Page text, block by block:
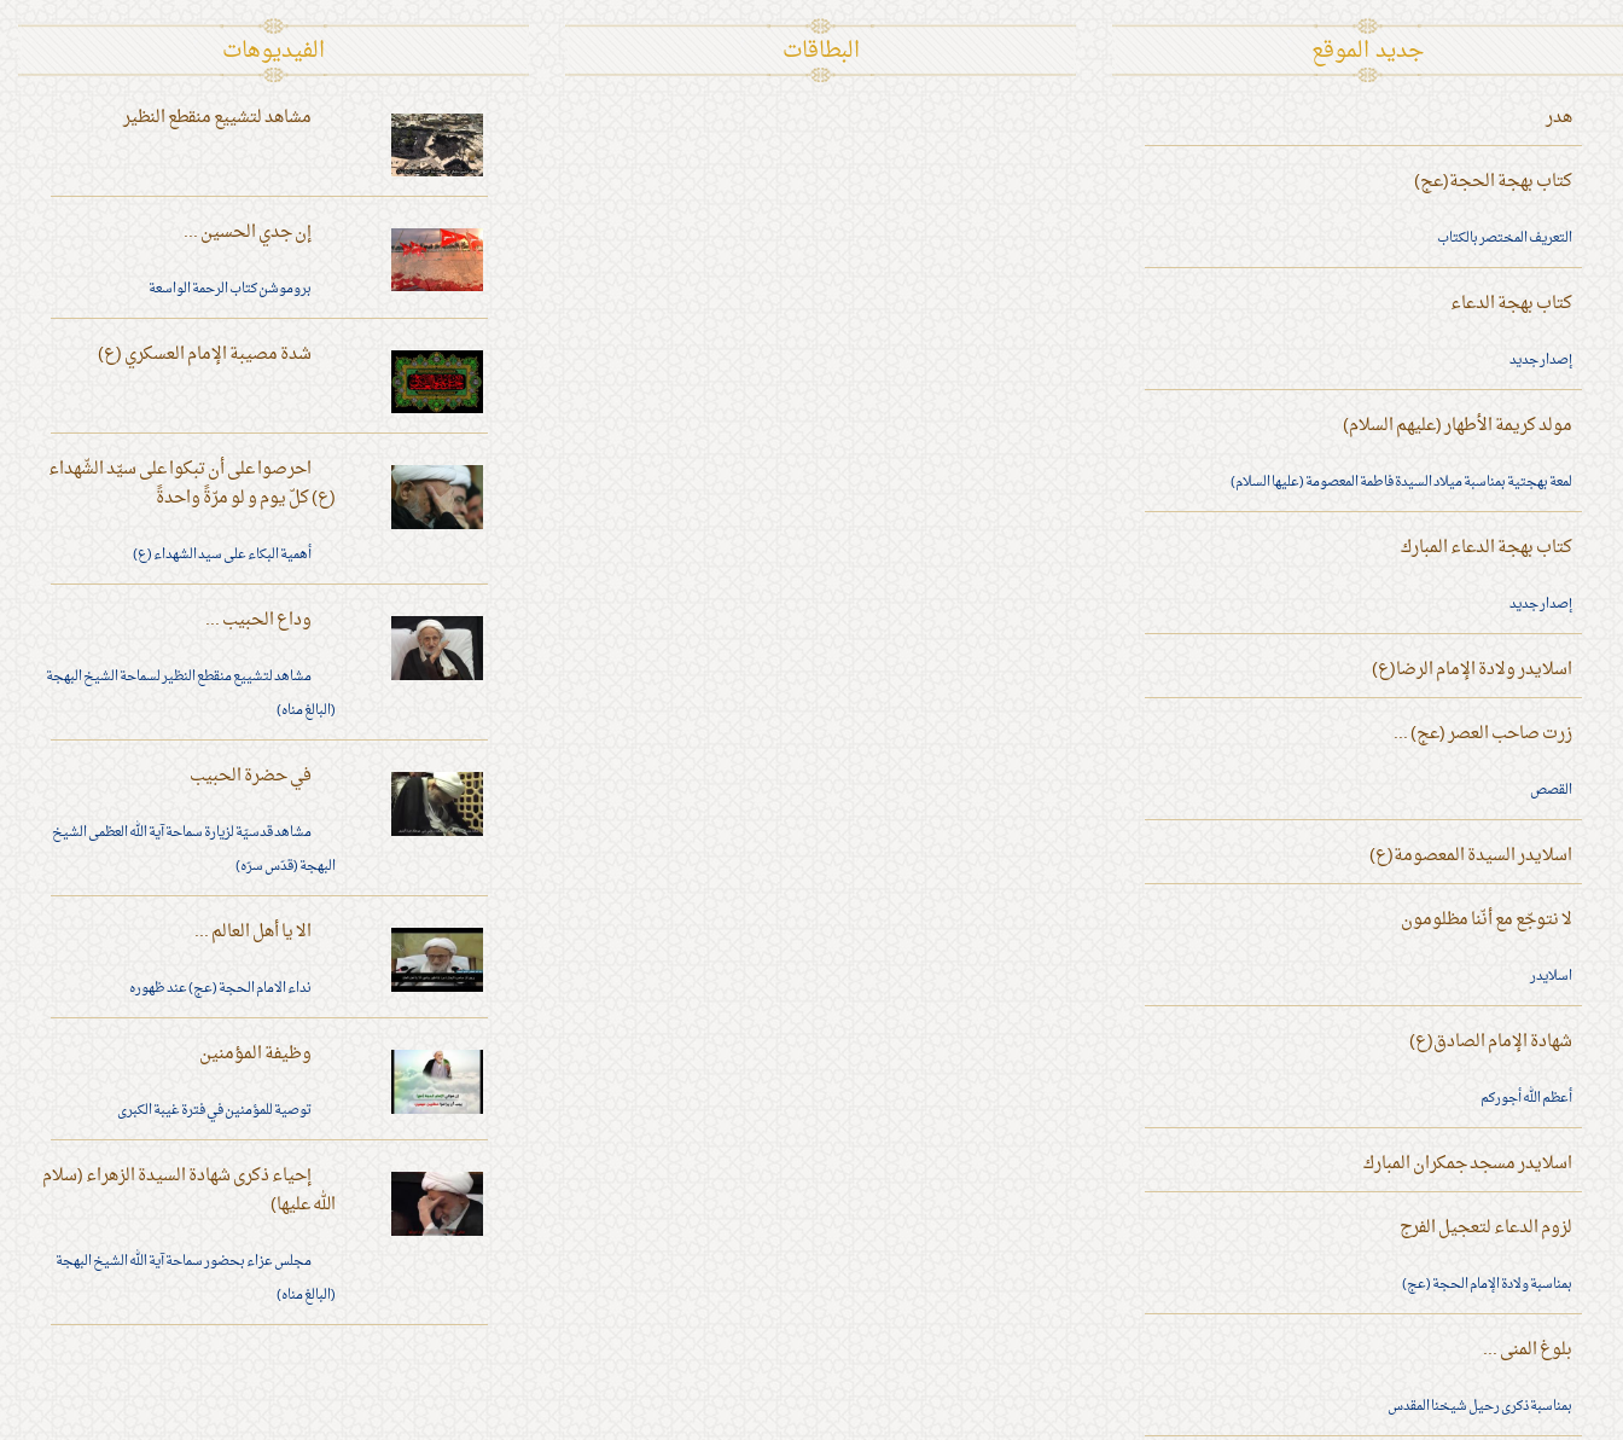
الفیدیوهات
مشاهد لتشييع منقطع النظير
إن جدي الحسين ...
بروموشن كتاب الرحمة الواسعة
شدة مصيبة الإمام العسكري (ع)
احرصوا على أن تبكوا على سيّد الشّهداء
(ع) كلّ يوم و لو مرّةً واحدةً
أهمية البكاء على سيد الشهداء (ع)
وداع الحبيب ...
مشاهد لتشييع منقطع النظير لسماحة الشيخ البهجة
(البالغ مناه)
في حضرة الحبيب
مشاهد قدسيّة لزيارة سماحة آية الله العظمى الشيخ
البهجة (قدّس سرّه)
الا يا أهل العالم ...
نداء الامام الحجة (عج) عند ظهوره
وظيفة المؤمنين
توصية للمؤمنين في فترة غيبة الكبرى
إحياء ذكرى شهادة السيدة الزهراء (سلام
الله عليها)
مجلس عزاء بحضور سماحة آية الله الشيخ البهجة
(البالغ مناه)
البطاقات جديد الموقع
هدر
كتاب بهجة الحجة(عج)
التعريف المختصر بالكتاب
كتاب بهجة الدعاء
إصدار جديد
مولد كريمة الأطهار (عليهم السلام)
لمعة بهجتية بمناسبة ميلاد السيدة فاطمة المعصومة (عليها السلام)
كتاب بهجة الدعاء المبارك
إصدار جديد
اسلايدر ولادة الإمام الرضا(ع)
زرت صاحب العصر (عج) ...
القصص
اسلايدر السيدة المعصومة(ع)
لا نتوجّع مع أنّنا مظلومون
اسلايدر
شهادة الإمام الصادق(ع)
أعظم الله أجوركم
اسلايدر مسجد جمكران المبارك
لزوم الدعاء لتعجيل الفرج
بمناسبة ولادة الإمام الحجة (عج)
بلوغ المنى ...
بمناسبة ذكرى رحيل شيخنا المقدس